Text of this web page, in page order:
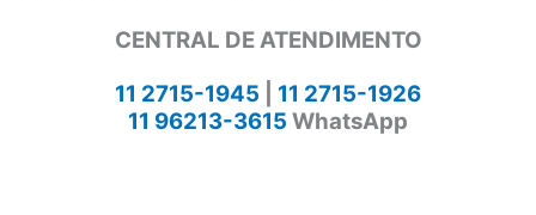
CENTRAL DE ATENDIMENTO
11 2715-1945
11 2715-1926
11 96213-3615 WhatsApp